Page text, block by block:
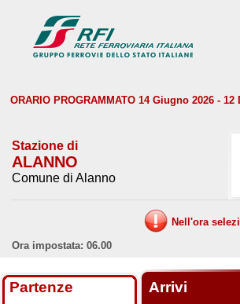
ORARIO PROGRAMMATO 14 Giugno 2026 - 12
Stazione di
ALANNO
Comune di Alanno
Nell'ora
Ora impostata: 06.00
Partenze Arrivi